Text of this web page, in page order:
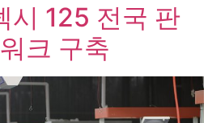
시 125 전국 판
크 구축